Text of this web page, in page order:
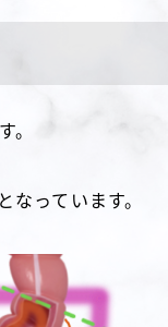
。
なっています。